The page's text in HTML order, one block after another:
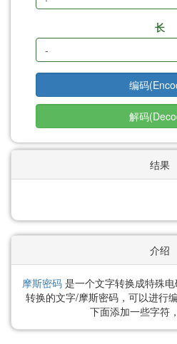
长
结果
介绍
摩斯密码 是一个文字转换成特殊
转换的文字/摩斯密码，可以进行
下面添加一些字符